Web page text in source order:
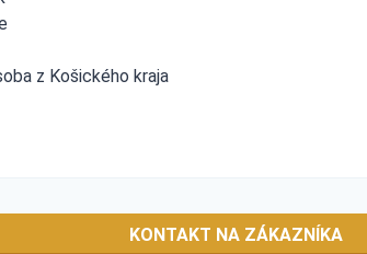
z Košického kraja
KONTAKT NA ZÁKAZNÍKA